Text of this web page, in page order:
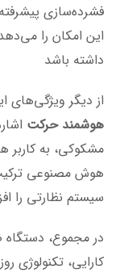
فشرده‌سازی
این امکان را
داشته باشد​
از دیگر ویژگی‌های
هوشمند حرکت
مشکوکی، به کاربر
هوش مصنوعی
سیستم نظارتی را
کارایی، تکنولوژی